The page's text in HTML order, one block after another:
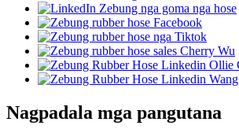
Nagpadala mga pangutana